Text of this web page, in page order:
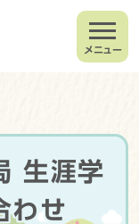
メニュー
生涯学
わせ